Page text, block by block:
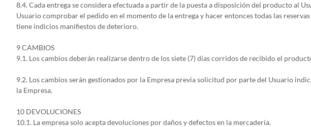
8.4. Cada entrega se considera efectuada a partir de la puesta a disposición del producto
Usuario comprobar el pedido en el momento de la entrega y hacer entonces todas las
tiene indicios manifiestos de deterioro.
9 CAMBIOS
9.1. Los cambios deberán realizarse dentro de los siete (7) días corridos de recibido el
9.2. Los cambios serán gestionados por la Empresa previa solicitud por parte del Usuario
la Empresa.
10 DEVOLUCIONES
10.1. La empresa solo acepta devoluciones por daños y defectos en la mercadería.